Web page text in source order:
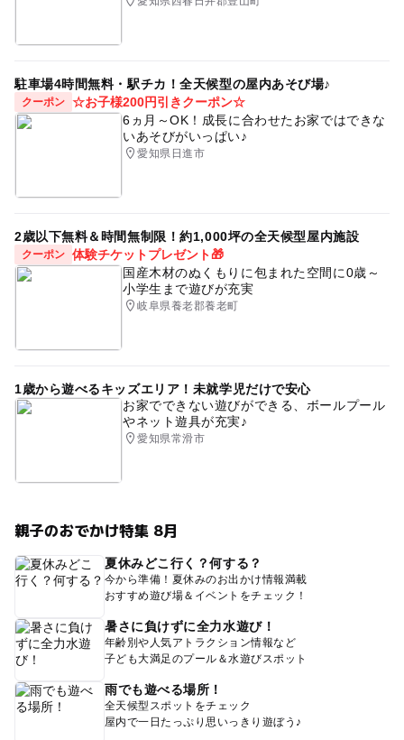
駐車場4時間無料・駅チカ！全天候型の屋内あそび場♪
クーポン ☆お子様200円引きクーポン☆
6ヵ月～OK！成長に合わせたお家ではできな
いあそびがいっぱい♪
愛知県日進市
2歳以下無料＆時間無制限！約1,000坪の全天候型屋内施設
クーポン 体験チケットプレゼント🎁
国産木材のぬくもりに包まれた空間に0歳～
小学生まで遊びが充実
岐阜県養老郡養老町
1歳から遊べるキッズエリア！未就学児だけで安心
お家でできない遊びができる、ボールプール
やネット遊具が充実♪
愛知県常滑市
親子のおでかけ特集 8月
夏休みどこ行く？何する？
今から準備！夏休みのお出かけ情報満載
おすすめ遊び場＆イベントをチェック！
暑さに負けずに全力水遊び！
年齢別や人気アトラクション情報など
子ども大満足のプール＆水遊びスポット
雨でも遊べる場所！
全天候型スポットをチェック
屋内で一日たっぷり思いっきり遊ぼう♪